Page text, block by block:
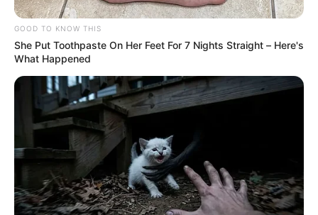
ALERTA BOGOTÁ EN GOOGLE NEWS
TEMAS RELACIONADOS
ATRACO IBAGUÉ
MANTÉNGASE EN ALERTA
GOOD TO KNOW THIS
She Put Toothpaste On Her Feet For 7 Nights Straight – Here's
What Happened